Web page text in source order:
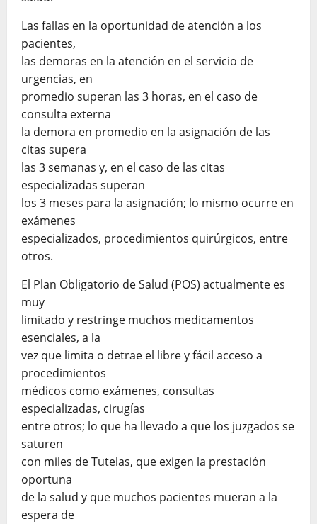
Las fallas en la oportunidad de atención a los
pacientes,
las demoras en la atención en el servicio de
urgencias, en
promedio superan las 3 horas, en el caso de
consulta externa
la demora en promedio en la asignación de las
citas supera
las 3 semanas y, en el caso de las citas
especializadas superan
los 3 meses para la asignación; lo mismo ocurre en
exámenes
especializados, procedimientos quirúrgicos, entre
otros.
El Plan Obligatorio de Salud (POS) actualmente es
muy
limitado y restringe muchos medicamentos
esenciales, a la
vez que limita o detrae el libre y fácil acceso a
procedimientos
médicos como exámenes, consultas
especializadas, cirugías
entre otros; lo que ha llevado a que los juzgados se
saturen
con miles de Tutelas, que exigen la prestación
oportuna
de la salud y que muchos pacientes mueran a la
espera de